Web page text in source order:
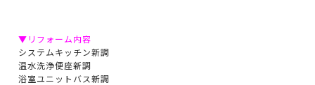
▼リフォーム内容
システムキッチン新調
温水洗浄便座新調
浴室ユニットバス新調